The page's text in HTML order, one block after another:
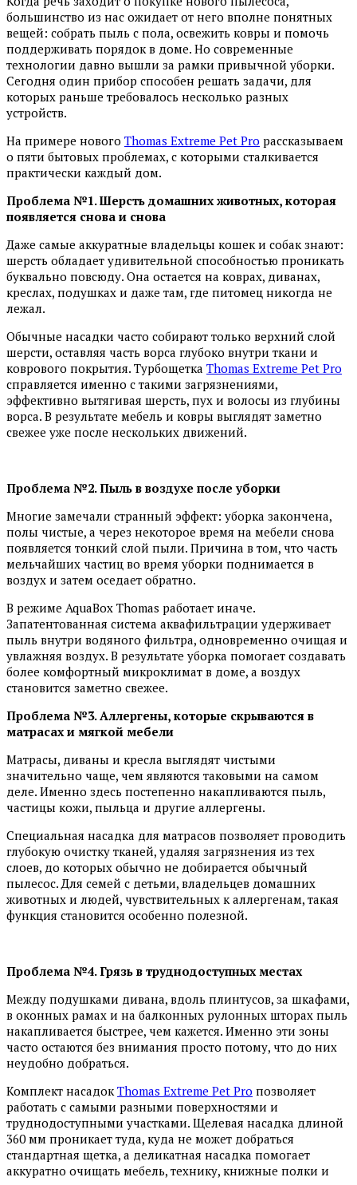
большинство из нас ожидает от него вполне понятных
вещей: собрать пыль с пола, освежить ковры и помочь
поддерживать порядок в доме. Но современные
технологии давно вышли за рамки привычной уборки.
Сегодня один прибор способен решать задачи, для
которых раньше требовалось несколько разных
устройств.
На примере нового Thomas Extreme Pet Pro рассказываем
о пяти бытовых проблемах, с которыми сталкивается
практически каждый дом.
Проблема №1. Шерсть домашних животных, которая
появляется снова и снова
Даже самые аккуратные владельцы кошек и собак знают:
шерсть обладает удивительной способностью проникать
буквально повсюду. Она остается на коврах, диванах,
креслах, подушках и даже там, где питомец никогда не
лежал.
Обычные насадки часто собирают только верхний слой
шерсти, оставляя часть ворса глубоко внутри ткани и
коврового покрытия. Турбощетка Thomas Extreme Pet Pro
справляется именно с такими загрязнениями,
эффективно вытягивая шерсть, пух и волосы из глубины
ворса. В результате мебель и ковры выглядят заметно
свежее уже после нескольких движений.
Проблема №2. Пыль в воздухе после уборки
Многие замечали странный эффект: уборка закончена,
полы чистые, а через некоторое время на мебели снова
появляется тонкий слой пыли. Причина в том, что часть
мельчайших частиц во время уборки поднимается в
воздух и затем оседает обратно.
В режиме AquaBox Thomas работает иначе.
Запатентованная система аквафильтрации удерживает
пыль внутри водяного фильтра, одновременно очищая и
увлажняя воздух. В результате уборка помогает создавать
более комфортный микроклимат в доме, а воздух
становится заметно свежее.
Проблема №3. Аллергены, которые скрываются в
матрасах и мягкой мебели
Матрасы, диваны и кресла выглядят чистыми
значительно чаще, чем являются таковыми на самом
деле. Именно здесь постепенно накапливаются пыль,
частицы кожи, пыльца и другие аллергены.
Специальная насадка для матрасов позволяет проводить
глубокую очистку тканей, удаляя загрязнения из тех
слоев, до которых обычно не добирается обычный
пылесос. Для семей с детьми, владельцев домашних
животных и людей, чувствительных к аллергенам, такая
функция становится особенно полезной.
Проблема №4. Грязь в труднодоступных местах
Между подушками дивана, вдоль плинтусов, за шкафами,
в оконных рамах и на балконных рулонных шторах пыль
накапливается быстрее, чем кажется. Именно эти зоны
часто остаются без внимания просто потому, что до них
неудобно добраться.
Комплект насадокThomas Extreme Pet Pro позволяет
работать с самыми разными поверхностями и
труднодоступными участками. Щелевая насадка длиной
360 мм проникает туда, куда не может добраться
стандартная щетка, а деликатная насадка помогает
аккуратно очищать мебель, технику, книжные полки и